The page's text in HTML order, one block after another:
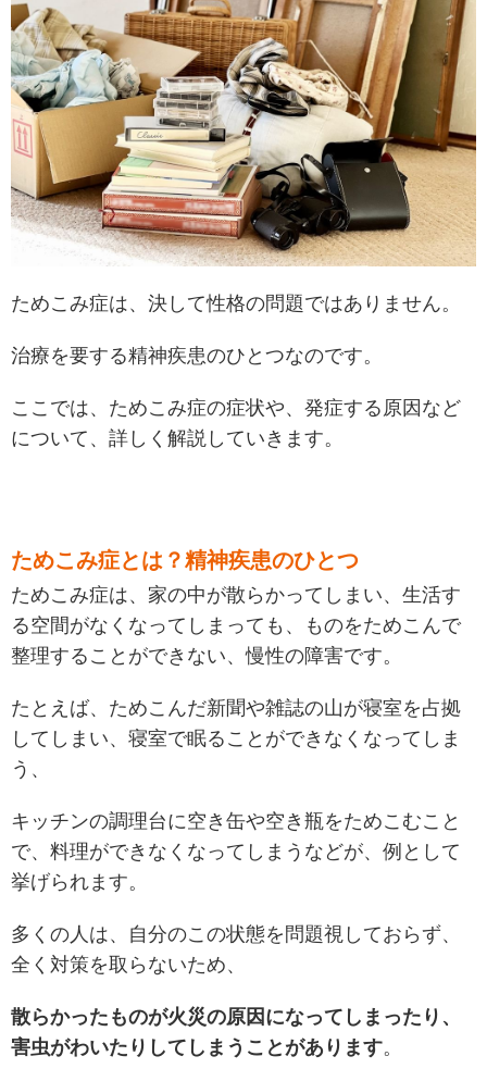
ためこみ症は、決して性格の問題ではありません。
治療を要する精神疾患のひとつなのです。
ここでは、ためこみ症の症状や、発症する原因など
について、詳しく解説していきます。
ためこみ症とは？精神疾患のひとつ
ためこみ症は、家の中が散らかってしまい、生活す
る空間がなくなってしまっても 、
ものをためこんで
整理することができない、慢性の障害です。
たとえば、ためこんだ新聞や雑誌の山が寝室を占拠
してしまい、寝室で眠ることができなくなってしま
う、
キッチンの調理台に空き缶や空き瓶をためこむこと
で、料理ができなくなってしまうなどが、例として
挙げられます。
多くの人は、自分のこの状態を問題視しておらず、
全く対策を取らないため、
散らかったものが火災の原因になってしまったり、
害虫がわいたりしてしまうことがあります。